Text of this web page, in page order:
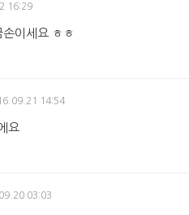
16:29
이세요 ㅎㅎ
14:54
요
03:03